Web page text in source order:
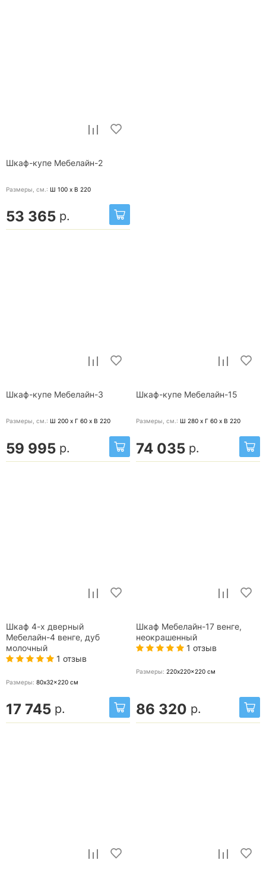
Шкаф-купе Мебелайн-2
Размеры, cм.: Ш 100 x В 220
53 365 р.
Шкаф-купе Мебелайн-3
Размеры, cм.: Ш 200 x Г 60 x В 220
59 995 р.
Шкаф-купе Мебелайн-15
Размеры, cм.: Ш 280 x Г 60 x В 220
74 035 р.
Шкаф 4-х дверный
Мебелайн-4 венге, дуб
молочный
1 отзыв
Размеры: 80x32x220 см
17 745 р.
Шкаф Мебелайн-17 венге,
неокрашенный
1 отзыв
Размеры: 220x220x220 см
86 320 р.